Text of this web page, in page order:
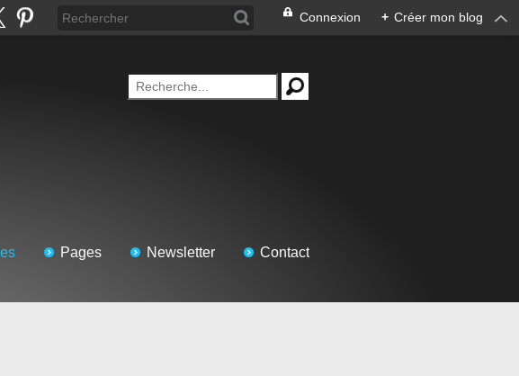
Connexion + Créer mon blog
Pages Newsletter Contact